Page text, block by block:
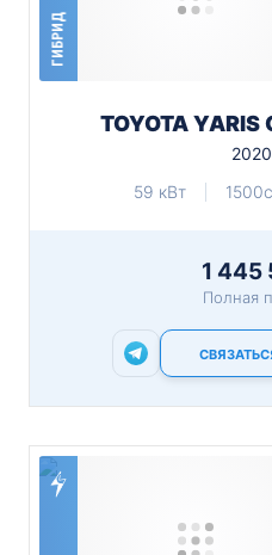
ГИБРИД
TOYOTA YARIS
59 кВт
1 445
Полная